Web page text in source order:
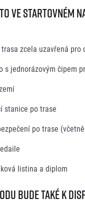
ve startovném
zcela uzavřená pro
s jednorázovým čipem
stanice po trase
po trase (včetně
listina a diplom
bude také k